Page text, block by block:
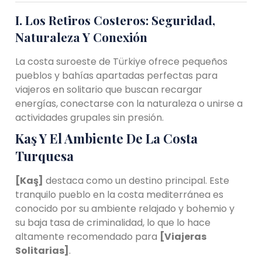
I. Los Retiros Costeros: Seguridad,
Naturaleza Y Conexión
La costa suroeste de Türkiye ofrece pequeños
pueblos y bahías apartadas perfectas para
viajeros en solitario que buscan recargar
energías, conectarse con la naturaleza o unirse a
actividades grupales sin presión.
Kaş Y El Ambiente De La Costa
Turquesa
[Kaş] destaca como un destino principal. Este
tranquilo pueblo en la costa mediterránea es
conocido por su ambiente relajado y bohemio y
su baja tasa de criminalidad, lo que lo hace
altamente recomendado para [Viajeras
Solitarias] .